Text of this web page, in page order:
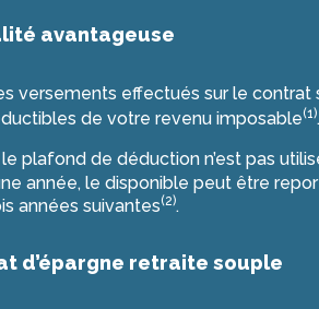
avantageuse
versements effectués sur le contrat
de votre revenu imposable(1).
le plafond de déduction n’est pas
année, le disponible peut être
années suivantes(2).
d’épargne retraite souple